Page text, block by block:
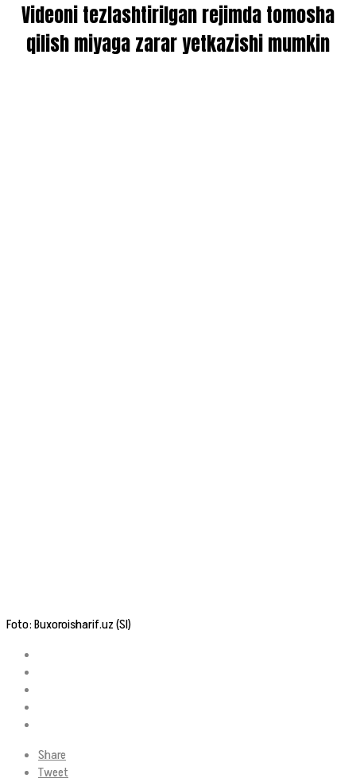
Videoni tezlashtirilgan rejimda tomosha
qilish miyaga zarar yetkazishi mumkin
Foto: Buxoroisharif.uz (SI)
Share
Tweet